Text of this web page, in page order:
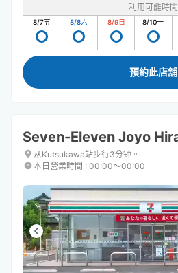
利用可能時間
8/7五 8/8六 8/9日 8/10一
預約此店舖
Seven-Eleven Joyo
从Kutsukawa站步行3分钟。
本日營業時間 : 00:00〜00:00